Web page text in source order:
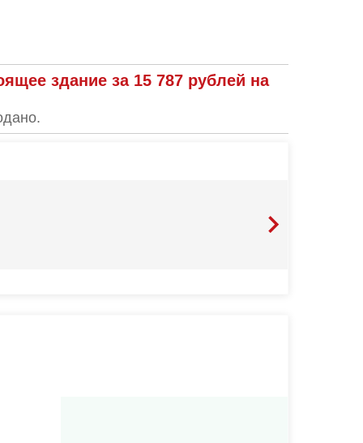
здание за 15 787 рублей на